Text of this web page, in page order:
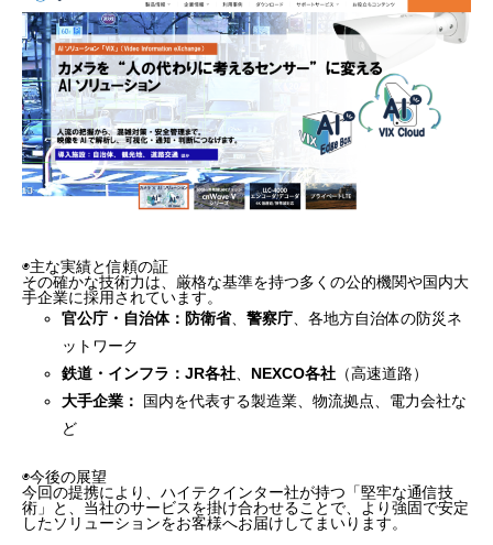
◉主な実績と信頼の証
その確かな技術力は、厳格な基準を持つ多くの公的機関や国内大
手企業に採用されています。
官公庁・自治体： 防衛省、警察庁 、各地方自治体の防災ネ
ットワーク
鉄道・インフラ：JR各社 NEXCO各社 （高速道路）
大手企業：
国内を代表する製造業、物流拠点、電力会社な
ど
◉今後の展望
今回の提携により、ハイテクインター社が持つ「堅牢な通信技
術」と、当社のサービスを掛け合わせることで、より強固で安定
したソリューションをお客様へお届けしてまいります。